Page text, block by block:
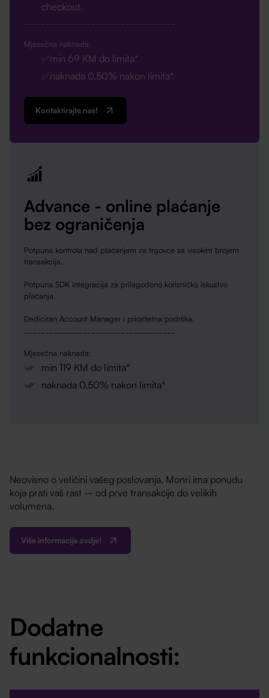
checkout.
Mjesečna naknada:
✅min 69 KM do limita*
✅naknada 0,50% nakon limita*
Kontaktirajte nas!
Advance - online plaćanje
bez ograničenja
Potpuna kontrola nad plaćanjem za trgovce sa visokim brojem
transakcija.
Potpuna SDK integracija za prilagođeno korisničko iskustvo
plaćanja.
Dediciran Account Manager i prioritetna podrška.
Mjesečna naknada:
min 119 KM do limita*
naknada 0,50% nakon limita*
Neovisno o veličini vašeg poslovanja, Monri ima ponudu
koja prati vaš rast – od prve transakcije do velikih
volumena.
Više informacija ovdje!
Dodatne
funkcionalnosti: